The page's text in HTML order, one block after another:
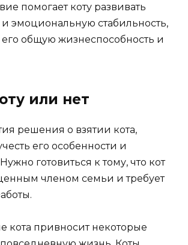
помогает коту развивать
эмоциональную стабильность,
его общую жизнеспособность и
или нет
решения о взятии кота,
его особенности и
готовиться к тому, что кот
членом семьи и требует
кота привносит некоторые